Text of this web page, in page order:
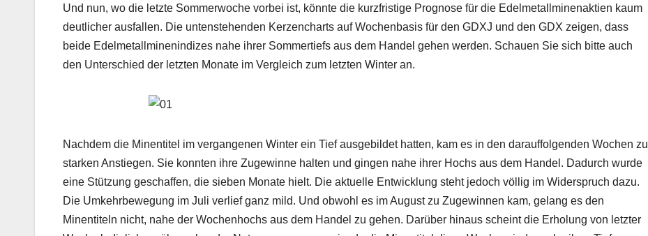
Und nun, wo die letzte Sommerwoche vorbei ist, könnte die kurzfristige Prognose für die Edelmetallminenaktien kaum
deutlicher ausfallen. Die untenstehenden Kerzencharts auf Wochenbasis für den GDXJ und den GDX zeigen, dass
beide Edelmetallminenindizes nahe ihrer Sommertiefs aus dem Handel gehen werden. Schauen Sie sich bitte auch
den Unterschied der letzten Monate im Vergleich zum letzten Winter an.
Nachdem die Minentitel im vergangenen Winter ein Tief ausgebildet hatten, kam es in den darauffolgenden Wochen zu
starken Anstiegen. Sie konnten ihre Zugewinne halten und gingen nahe ihrer Hochs aus dem Handel. Dadurch wurde
eine Stützung geschaffen, die sieben Monate hielt. Die aktuelle Entwicklung steht jedoch völlig im Widerspruch dazu.
Die Umkehrbewegung im Juli verlief ganz mild. Und obwohl es im August zu Zugewinnen kam, gelang es den
Minentiteln nicht, nahe der Wochenhochs aus dem Handel zu gehen. Darüber hinaus scheint die Erholung von letzter